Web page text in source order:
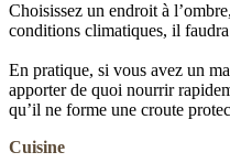
Choisissez un endroit à
conditions climatiques, il
En pratique, si vous avez un
apporter de quoi nourrir
qu’il ne forme une croute
Cuisine